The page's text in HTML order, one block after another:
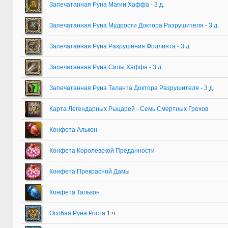
Запечатанная Руна Магии Хаффа - 3 д.
Запечатанная Руна Мудрости Доктора Разрушителя - 3 д.
Запечатанная Руна Разрушения Фоллинта - 3 д.
Запечатанная Руна Силы Хаффа - 3 д.
Запечатанная Руна Таланта Доктора Разрушителя - 3 д.
Карта Легендарных Рыцарей - Семь Смертных Грехов
Конфета Алькон
Конфета Королевской Преданности
Конфета Прекрасной Дамы
Конфета Талькон
Особая Руна Роста 1 ч.